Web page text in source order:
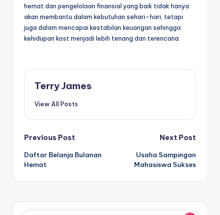
hemat dan pengelolaan finansial yang baik tidak hanya
akan membantu dalam kebutuhan sehari-hari, tetapi
juga dalam mencapai kestabilan keuangan sehingga
kehidupan kost menjadi lebih tenang dan terencana.
Terry James
View All Posts
Post
navigation
Previous Post
Daftar Belanja Bulanan
Hemat
Next Post
Usaha Sampingan
Mahasiswa Sukses